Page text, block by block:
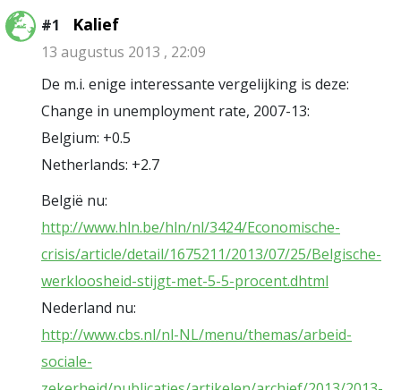
#1 Kalief
13 augustus 2013 , 22:09
De m.i. enige interessante vergelijking is deze:
Change in unemployment rate, 2007-13:
Belgium: +0.5
Netherlands: +2.7
België nu:
http://www.hln.be/hln/nl/3424/Economische-
crisis/article/detail/1675211/2013/07/25/Belgische-
werkloosheid-stijgt-met-5-5-procent.dhtml
Nederland nu:
http://www.cbs.nl/nl-NL/menu/themas/arbeid-
sociale-